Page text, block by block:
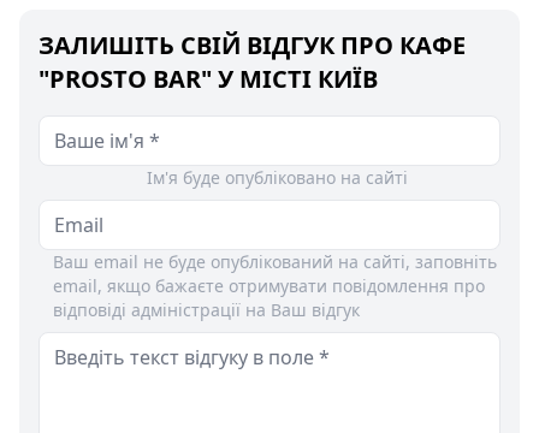
ЗАЛИШІТЬ СВІЙ ВІДГУК ПРО КАФЕ
"PROSTO BAR" У МІСТІ КИЇВ
Ім'я буде опубліковано на сайті
Ваш email не буде опублікований на сайті, заповніть
email, якщо бажаєте отримувати повідомлення про
відповіді адміністрації на Ваш відгук